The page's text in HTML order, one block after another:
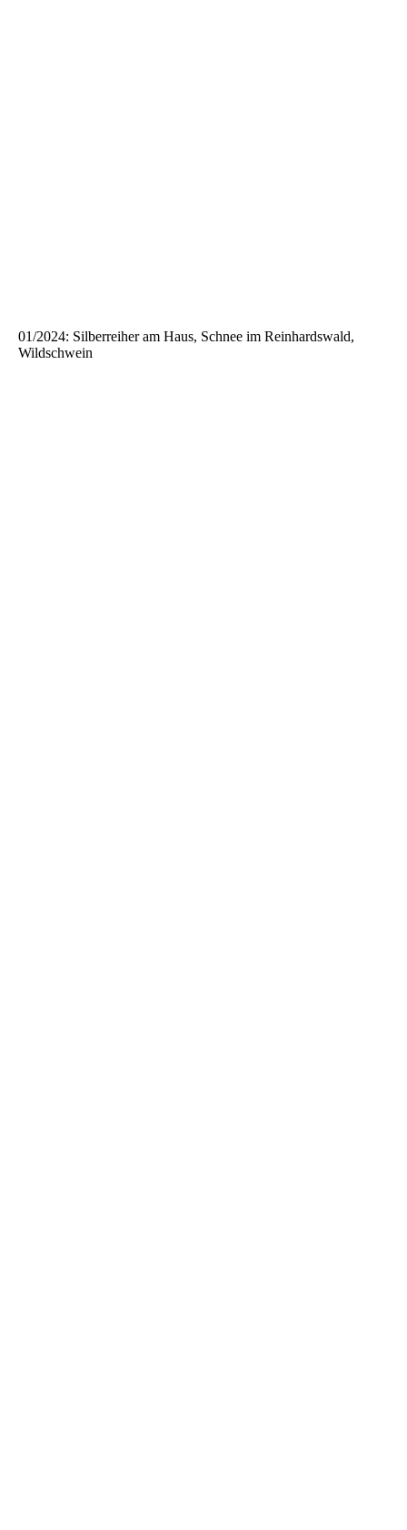
01/2024: Silberreiher am Haus, Schnee im Reinhardswald,
Wildschwein